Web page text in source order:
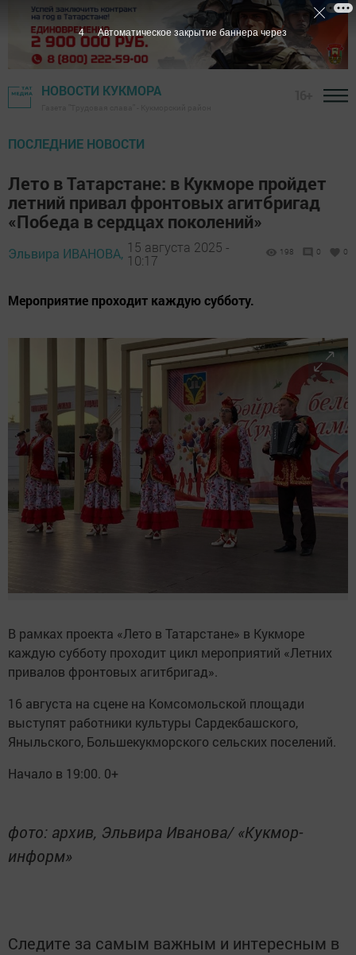
НОВОСТИ КУКМОРА
ПОСЛЕДНИЕ НОВОСТИ
Лето в Татарстане: в Кукморе пройдет
летний привал фронтовых агитбригад
«Победа в сердцах поколений»
Эльвира ИВАНОВА, 15 августа 2025 -
10:17
198 0 0
Мероприятие проходит каждую субботу.
В рамках проекта «Лето в Татарстане» в Кукморе
каждую субботу проходит цикл мероприятий «Летних
привалов фронтовых агитбригад».
16 августа на сцене на Комсомольской площади
выступят работники культуры Сардекбашского,
Яныльского, Большекукморского сельских поселений.
Начало в 19:00. 0+
фото: архив, Эльвира Иванова/ «Кукмор-
информ»
Следите за самым важным и интересным в
2 Автоматическое закрытие баннера через